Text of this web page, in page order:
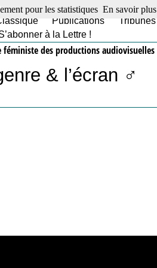
Publications Tribunes
à la Lettre !
des productions audiovisuelles
& l’écran ♂
pour les statistiques En savoir plus